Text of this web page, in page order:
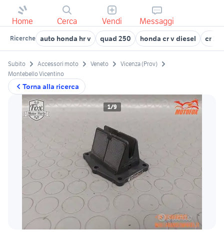
Home Cerca Vendi Messaggi
Ricerche auto honda hr v quad 250 honda cr v diesel cr
Torna alla ricerca
Subito Accessori moto Veneto
Vicenza (Prov)
Montebello Vicentino
1/9